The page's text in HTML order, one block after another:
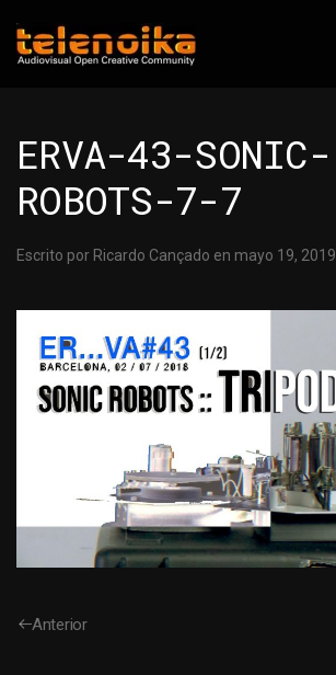
Ir al contenido principal
ERVA-43-SONIC-
ROBOTS-7-7
Escrito por Ricardo Cançado en mayo 19, 2019
Anterior